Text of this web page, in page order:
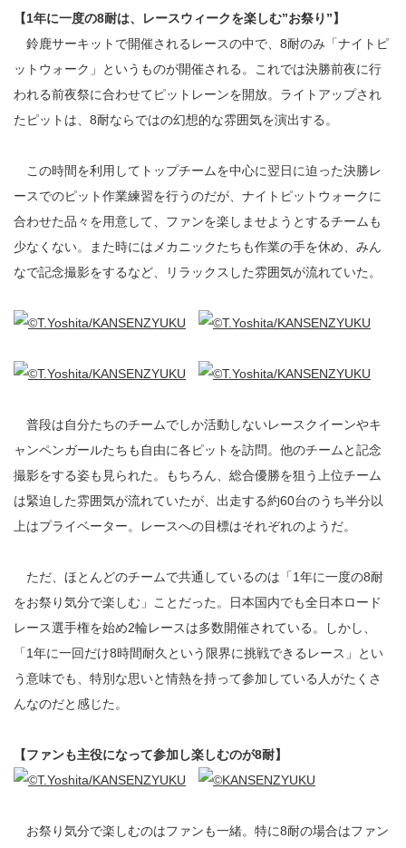
【1年に一度の8耐は、レースウィークを楽しむ”お祭り”】
鈴鹿サーキットで開催されるレースの中で、8耐のみ「ナイトピ
ットウォーク」というものが開催される。これでは決勝前夜に行
われる前夜祭に合わせてピットレーンを開放。ライトアップされ
たピットは、8耐ならではの幻想的な雰囲気を演出する。
この時間を利用してトップチームを中心に翌日に迫った決勝レ
ースでのピット作業練習を行うのだが、ナイトピットウォークに
合わせた品々を用意して、ファンを楽しませようとするチームも
少なくない。また時にはメカニックたちも作業の手を休め、みん
なで記念撮影をするなど、リラックスした雰囲気が流れていた。
普段は自分たちのチームでしか活動しないレースクイーンやキ
ャンペンガールたちも自由に各ピットを訪問。他のチームと記念
撮影をする姿も見られた。もちろん、総合優勝を狙う上位チーム
は緊迫した雰囲気が流れていたが、出走する約60台のうち半分以
上はプライベーター。レースへの目標はそれぞれのようだ。
ただ、ほとんどのチームで共通しているのは「1年に一度の8耐
をお祭り気分で楽しむ」ことだった。日本国内でも全日本ロード
レース選手権を始め2輪レースは多数開催されている。しかし、
「1年に一回だけ8時間耐久という限界に挑戦できるレース」とい
う意味でも、特別な思いと情熱を持って参加している人がたくさ
んなのだと感じた。
【ファンも主役になって参加し楽しむのが8耐】
お祭り気分で楽しむのはファンも一緒。特に8耐の場合はファン